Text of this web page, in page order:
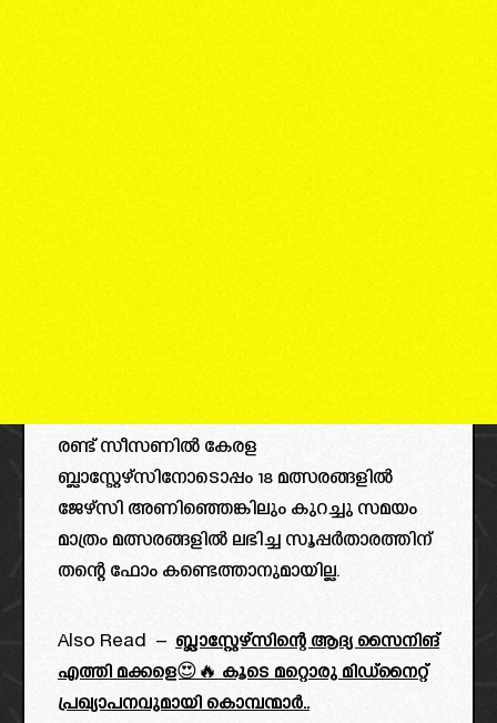
രണ്ട് സീസണിൽ കേരള
ബ്ലാസ്റ്റേഴ്സിനോടൊപ്പം 18 മത്സരങ്ങളിൽ
ജേഴ്സി അണിഞ്ഞെങ്കിലും കുറച്ചു സമയം
മാത്രം മത്സരങ്ങളിൽ ലഭിച്ച സൂപ്പർതാരത്തിന്
തന്റെ ഫോം കണ്ടെത്താനുമായില്ല.
Also Read – ബ്ലാസ്റ്റേഴ്സിന്റെ ആദ്യ സൈനിങ്
എത്തി മക്കളെ😍🔥 കൂടെ മറ്റൊരു മിഡ്‌നൈറ്റ്‌
പ്രഖ്യാപനവുമായി കൊമ്പന്മാർ..